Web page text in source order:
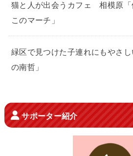
猫と人が出会うカフェ 相模原「
このマーチ」
緑区で見つけた子連れにもやさ
の南哲」
サポーター紹介